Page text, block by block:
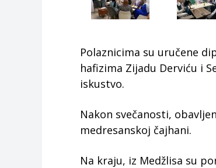
Polaznicima su uručene
hafizima Zijadu Derviću i
iskustvo.
Nakon svečanosti,
medresanskoj čajhani.
Na kraju, iz Medžlisa su